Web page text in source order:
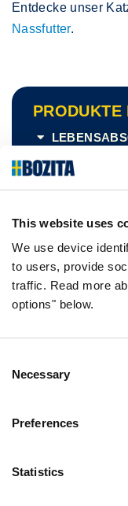
This website uses
We use device
to users, provide
traffic. Read more
options" below.
Selection
Necessary
Preferences
Statistics
Entdecke unser
Nassfutter.
PRODUKTE
FUTTERART